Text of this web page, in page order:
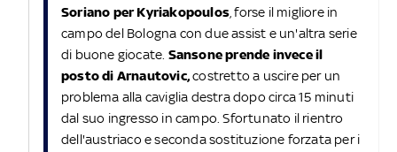
Soriano per Kyriakopoulos , forse il migliore in
campo del Bologna con due assist e un'altra serie
di buone giocate. Sansone prende invece il
posto di Arnautovic,costretto a uscire per un
problema alla caviglia destra dopo circa 15 minuti
dal suo ingresso in campo. Sfortunato il rientro
dell'austriaco e seconda sostituzione forzata per i